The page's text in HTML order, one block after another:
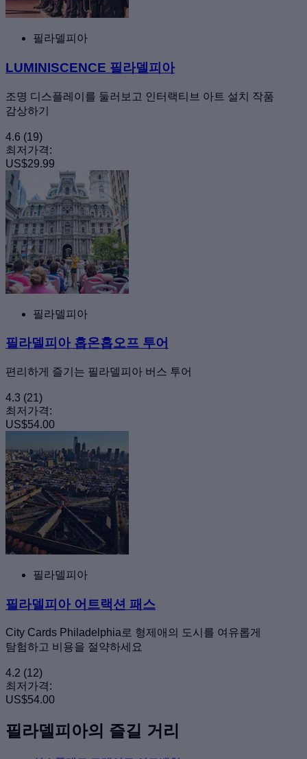
필라델피아
LUMINISCENCE 필라델피아
조명 디스플레이를 둘러보고 인터랙티브 아트 설치 작품
감상하기
4.6 (19)
최저가격:
US$29.99
필라델피아
필라델피아 홉온홉오프 투어
편리하게 즐기는 필라델피아 버스 투어
4.3 (21)
최저가격:
US$54.00
필라델피아
필라델피아 어트랙션 패스
City Cards Philadelphia로 형제애의 도시를 여유롭게
탐험하고 비용을 절약하세요
4.2 (12)
최저가격:
US$54.00
필라델피아의 즐길 거리